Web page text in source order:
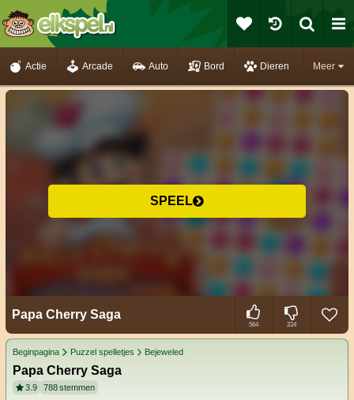
Meer
Actie Arcade Auto Bord Dieren
SPEEL
Papa Cherry Saga
564 224
Beginpagina Puzzel spelletjes Bejeweled
Papa Cherry Saga
3.9 788stemmen